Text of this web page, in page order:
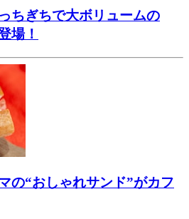
ちぎちで大ボリュームの
場！
の“おしゃれサンド”がカフ